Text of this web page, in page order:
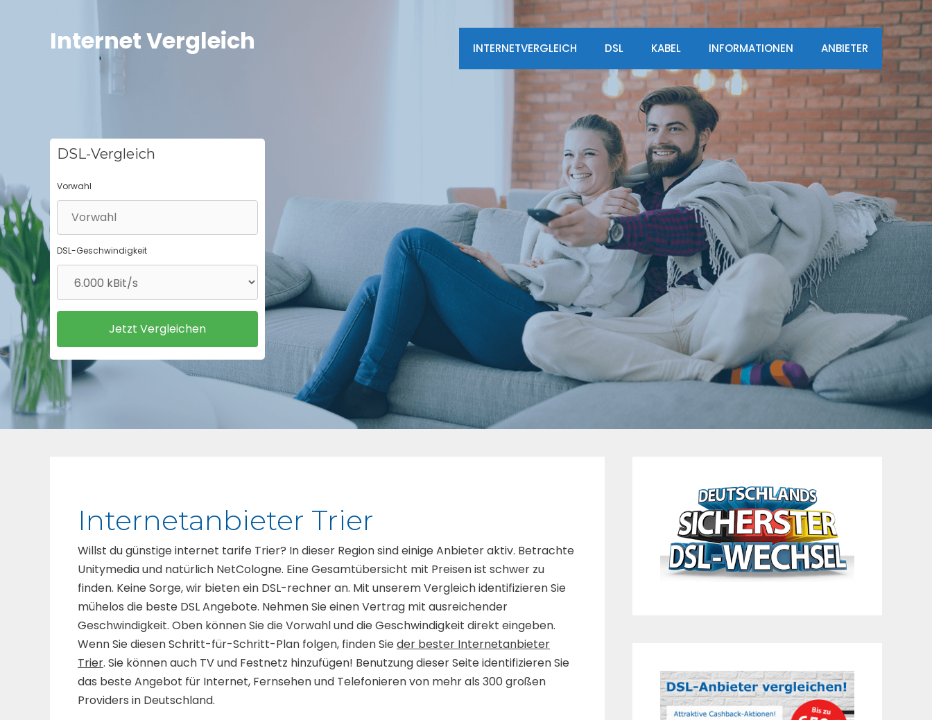
Internet Vergleich INTERNETVERGLEICH DSL KABEL INFORMATIONEN ANBIETER
DSL-Vergleich
Vorwahl
DSL-Geschwindigkeit
Internetanbieter Trier
Willst du günstige internet tarife Trier? In dieser Region sind einige Anbieter aktiv. Betrachte
Unitymedia und natürlich NetCologne. Eine Gesamtübersicht mit Preisen ist schwer zu
finden. Keine Sorge, wir bieten ein DSL-rechner an. Mit unserem Vergleich identifizieren Sie
mühelos die beste DSL Angebote. Nehmen Sie einen Vertrag mit ausreichender
Geschwindigkeit. Oben können Sie die Vorwahl und die Geschwindigkeit direkt eingeben.
Wenn Sie diesen Schritt-für-Schritt-Plan folgen, finden Sieder bester Internetanbieter
Trier. Sie können auch TV und Festnetz hinzufügen! Benutzung dieser Seite identifizieren Sie
das beste Angebot für Internet, Fernsehen und Telefonieren von mehr als 300 großen
Providers in Deutschland.